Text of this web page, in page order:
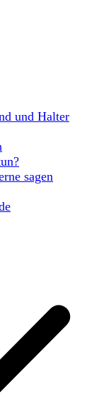
und Halter
sagen